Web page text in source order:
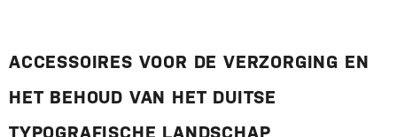
ACCESSOIRES VOOR DE VERZORGING EN
HET BEHOUD VAN HET DUITSE